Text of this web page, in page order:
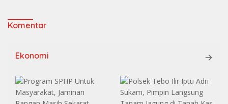
Komentar
Ekonomi